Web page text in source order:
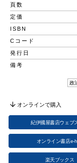
頁数
定価
ISBN
Cコード
発行日
備考
政
オンラインで購入
紀伊國屋書店ウェブ
オンライン書店e-
楽天ブックス